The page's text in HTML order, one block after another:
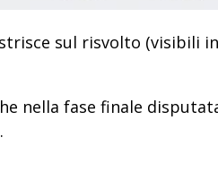
sul risvolto (visibili
nella fase finale